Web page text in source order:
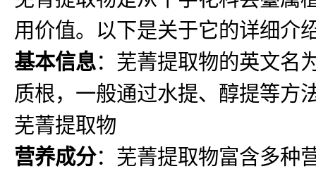
用价值。以下是关于它的详细介
基本信息：芜菁提取物的英文名
质根，一般通过水提、醇提等方
芜菁提取物
营养成分：芜菁提取物富含多种